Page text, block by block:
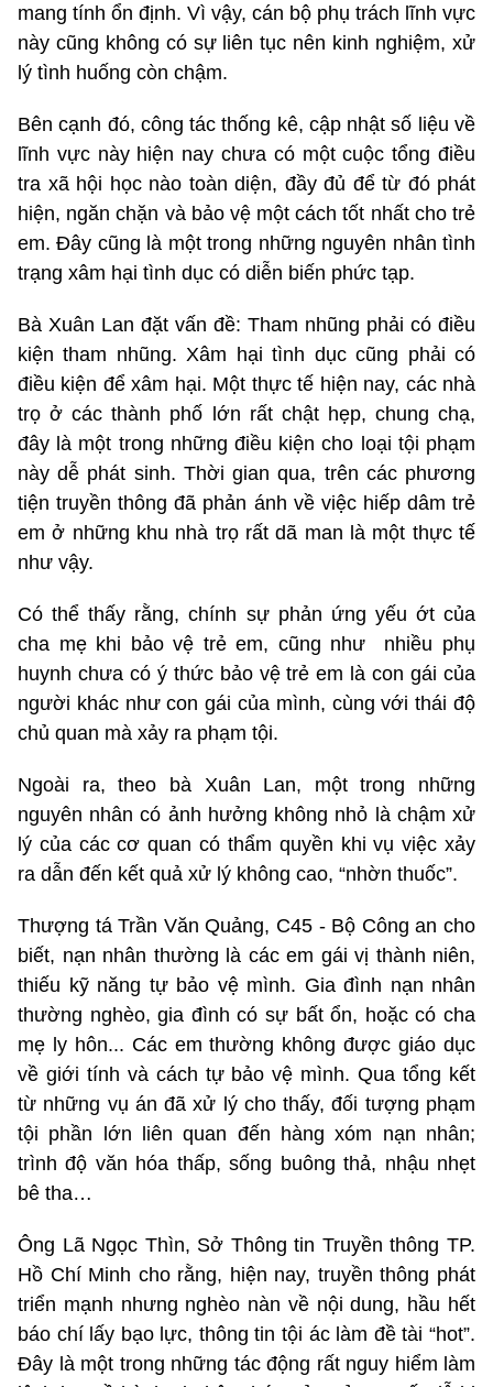
mang tính ổn định. Vì vậy, cán bộ phụ trách lĩnh vực
này cũng không có sự liên tục nên kinh nghiệm, xử
lý tình huống còn chậm.
Bên cạnh đó, công tác thống kê, cập nhật số liệu về
lĩnh vực này hiện nay chưa có một cuộc tổng điều
tra xã hội học nào toàn diện, đầy đủ để từ đó phát
hiện, ngăn chặn và bảo vệ một cách tốt nhất cho trẻ
em. Đây cũng là một trong những nguyên nhân tình
trạng xâm hại tình dục có diễn biến phức tạp.
Bà Xuân Lan đặt vấn đề: Tham nhũng phải có điều
kiện tham nhũng. Xâm hại tình dục cũng phải có
điều kiện để xâm hại. Một thực tế hiện nay, các nhà
trọ ở các thành phố lớn rất chật hẹp, chung chạ,
đây là một trong những điều kiện cho loại tội phạm
này dễ phát sinh. Thời gian qua, trên các phương
tiện truyền thông đã phản ánh về việc hiếp dâm trẻ
em ở những khu nhà trọ rất dã man là một thực tế
như vậy.
Có thể thấy rằng, chính sự phản ứng yếu ớt của
cha mẹ khi bảo vệ trẻ em, cũng như nhiều phụ
huynh chưa có ý thức bảo vệ trẻ em là con gái của
người khác như con gái của mình, cùng với thái độ
chủ quan mà xảy ra phạm tội.
Ngoài ra, theo bà Xuân Lan, một trong những
nguyên nhân có ảnh hưởng không nhỏ là chậm xử
lý của các cơ quan có thẩm quyền khi vụ việc xảy
ra dẫn đến kết quả xử lý không cao, “nhờn thuốc”.
Thượng tá Trần Văn Quảng, C45 - Bộ Công an cho
biết, nạn nhân thường là các em gái vị thành niên,
thiếu kỹ năng tự bảo vệ mình. Gia đình nạn nhân
thường nghèo, gia đình có sự bất ổn, hoặc có cha
mẹ ly hôn... Các em thường không được giáo dục
về giới tính và cách tự bảo vệ mình. Qua tổng kết
từ những vụ án đã xử lý cho thấy, đối tượng phạm
tội phần lớn liên quan đến hàng xóm nạn nhân;
trình độ văn hóa thấp, sống buông thả, nhậu nhẹt
bê tha…
Ông Lã Ngọc Thìn, Sở Thông tin Truyền thông TP.
Hồ Chí Minh cho rằng, hiện nay, truyền thông phát
triển mạnh nhưng nghèo nàn về nội dung, hầu hết
báo chí lấy bạo lực, thông tin tội ác làm đề tài “hot”.
Đây là một trong những tác động rất nguy hiểm làm